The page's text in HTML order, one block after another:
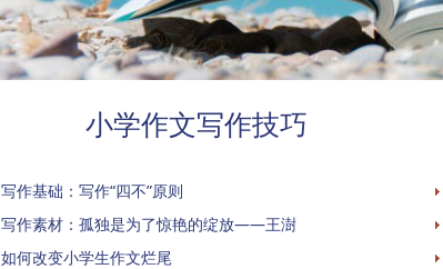
小学作文写作技巧
写作基础：写作“四不”原则
写作素材：孤独是为了惊艳的绽放——王澍
如何改变小学生作文烂尾